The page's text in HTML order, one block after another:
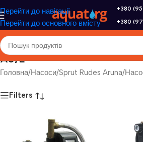
Перейти до навігації
Перейти до основного вмісту
+380
+380
AU/E
Головна/Насоси/Sprut Rudes Aruna/
Filters